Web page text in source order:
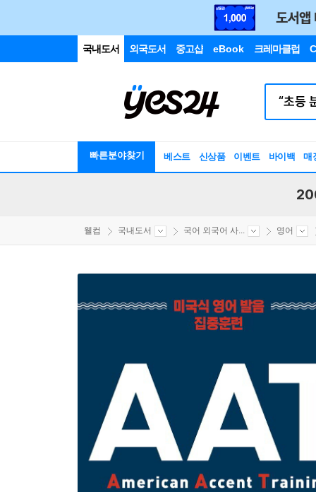
국내도서 외국도서 중고샵 eBook 크레마클럽
빠른분야찾기 베스트 신상품 이벤트 바이백 매
웰컴 국내도서 국어 외국어 사... 영어